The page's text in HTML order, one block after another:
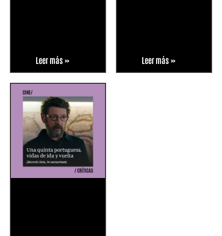
Leer más » Leer más »